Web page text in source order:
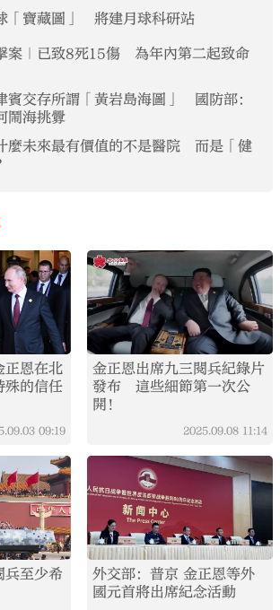
「寶藏圖」 將建月球科研站
案｜已致8死15傷 為年內第二起致命
賓交存所謂「黃岩島海圖」 國防部：
鬧海挑釁
麼未來最有價值的不是醫院 而是「健
正恩在北
殊的信任
09:19
金正恩出席九三閱兵紀錄片
發布 這些細節第一次公
開！
2025.09.08 11:14
兵至少希
外交部：普京 金正恩等外
國元首將出席紀念活動